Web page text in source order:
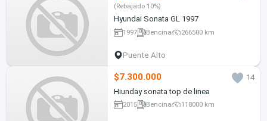
(Rebajado 10%)
Hyundai Sonata GL 1997
1997 Bencina 266500 km
Puente Alto
$7.300.000
14
Hiunday sonata top de linea
2015 Bencina 118000 km